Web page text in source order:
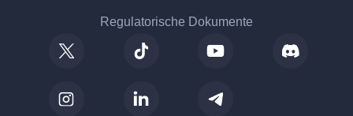
Regulatorische Dokumente